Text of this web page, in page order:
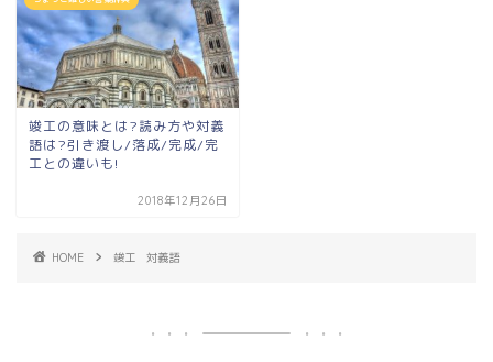
竣工の意味とは?読み方や対義
語は?引き渡し/落成/完成/完
工との違いも!
2018年12月26日
HOME 竣工 対義語